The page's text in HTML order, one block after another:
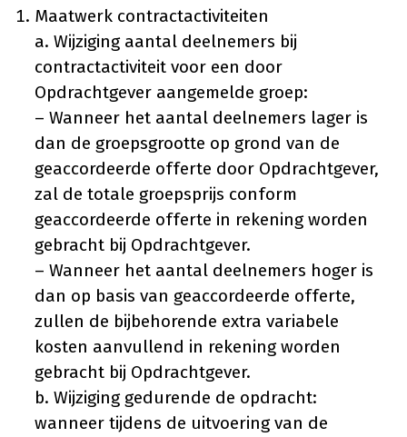
Maatwerk contractactiviteiten
a. Wijziging aantal deelnemers bij
contractactiviteit voor een door
Opdrachtgever aangemelde groep:
– Wanneer het aantal deelnemers lager is
dan de groepsgrootte op grond van de
geaccordeerde offerte door Opdrachtgever,
zal de totale groepsprijs conform
geaccordeerde offerte in rekening worden
gebracht bij Opdrachtgever.
– Wanneer het aantal deelnemers hoger is
dan op basis van geaccordeerde offerte,
zullen de bijbehorende extra variabele
kosten aanvullend in rekening worden
gebracht bij Opdrachtgever.
b. Wijziging gedurende de opdracht:
wanneer tijdens de uitvoering van de